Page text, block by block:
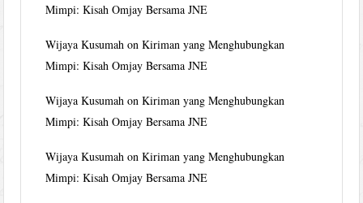
Mimpi: Kisah Omjay Bersama JNE
Wijaya Kusumah onKiriman yang Menghubungkan
Mimpi: Kisah Omjay Bersama JNE
Wijaya Kusumah onKiriman yang Menghubungkan
Mimpi: Kisah Omjay Bersama JNE
Wijaya Kusumah onKiriman yang Menghubungkan
Mimpi: Kisah Omjay Bersama JNE